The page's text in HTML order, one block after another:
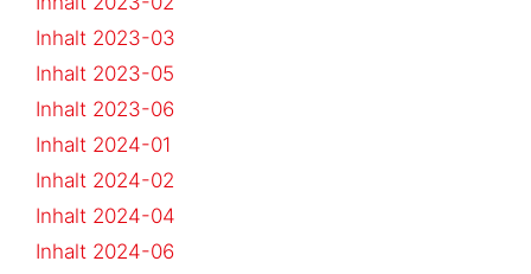
Inhalt 2023-03
Inhalt 2023-05
Inhalt 2023-06
Inhalt 2024-01
Inhalt 2024-02
Inhalt 2024-04
Inhalt 2024-06